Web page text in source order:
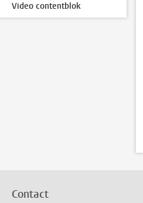
Video contentblok
Contact